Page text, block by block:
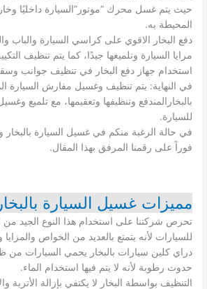
حيث يتم غسل محرك “موتور”السيارة داخليًا
المحيطة به.
دفع البخار الاقوي على كراسي السيارة
مرايا السيارة وتلميعها جيدًا، كما يتم تنظيف
استخدام جهاز دفع البخار في تنظيف جوانب وسقف
في النهاية: يتم تنظيف وغسيل مفارش السيارة
بالبخارالمندفع وتنظيفها وتعقيمها، مع تلميع
للسيارة.
في حالة الرغبة منكم في غسيل السيارة بالبخار
فوراً على رقمنا المرفق بهذا المقال.
مميزات غسيل السيارة بالبخار
تحرص شركتنا على استخدام هذا النوع الجيد من
للسيارات لأنه يتمتع بالعديد من الخواص والمزايا
دراي كلين سيارات بالبخار يحمي السيارات من
حدوث رطوبة لأنه لا يتم فيها استخدام الماء.
التنظيف بواسطة البخار لا يكتفي بإزالة الأتربة